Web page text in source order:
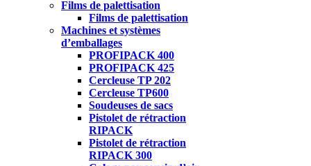
Films de palettisation
Films de palettisation
Machines et systèmes
d’emballages
PROFIPACK 400
PROFIPACK 425
Cercleuse TP 202
Cercleuse TP600
Soudeuses de sacs
Pistolet de rétraction
RIPACK
Pistolet de rétraction
RIPACK 300